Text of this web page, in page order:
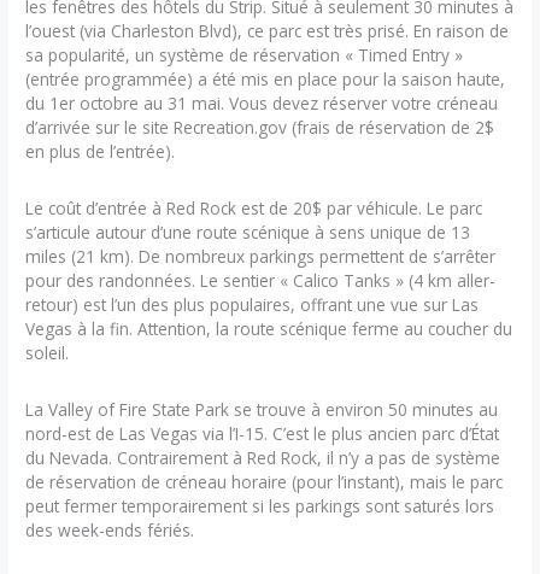
les fenêtres des hôtels du Strip. Situé à seulement 30 minutes à
l’ouest (via Charleston Blvd), ce parc est très prisé. En raison de
sa popularité, un système de réservation « Timed Entry »
(entrée programmée) a été mis en place pour la saison haute,
du 1er octobre au 31 mai. Vous devez réserver votre créneau
d’arrivée sur le site Recreation.gov (frais de réservation de 2$
en plus de l’entrée).
Le coût d’entrée à Red Rock est de 20$ par véhicule. Le parc
s’articule autour d’une route scénique à sens unique de 13
miles (21 km). De nombreux parkings permettent de s’arrêter
pour des randonnées. Le sentier « Calico Tanks » (4 km aller-
retour) est l’un des plus populaires, offrant une vue sur Las
Vegas à la fin. Attention, la route scénique ferme au coucher du
soleil.
La Valley of Fire State Park se trouve à environ 50 minutes au
nord-est de Las Vegas via l’I-15. C’est le plus ancien parc d’État
du Nevada. Contrairement à Red Rock, il n’y a pas de système
de réservation de créneau horaire (pour l’instant), mais le parc
peut fermer temporairement si les parkings sont saturés lors
des week-ends fériés.